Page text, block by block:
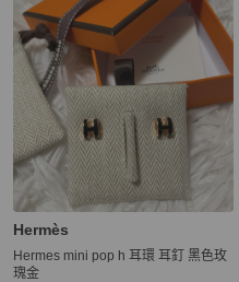
Hermès
Hermes mini pop h 耳環 耳釘 黑色玫
瑰金